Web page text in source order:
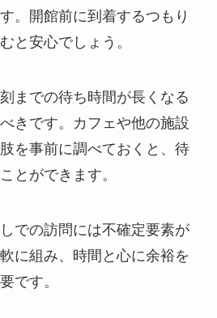
。開館前に到着するつもり
と安心でしょう。
までの待ち時間が長くなる
きです。カフェや他の施設
を事前に調べておくと、待
とができます。
での訪問には不確定要素が
に組み、時間と心に余裕を
です。